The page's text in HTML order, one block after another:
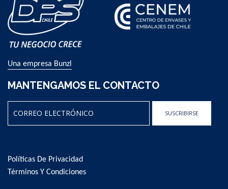
Una empresa Bunzl
MANTENGAMOS EL CONTACTO
Our
Newsletter:
SUSCRIBIRSE
Políticas De Privacidad
Términos Y Condiciones